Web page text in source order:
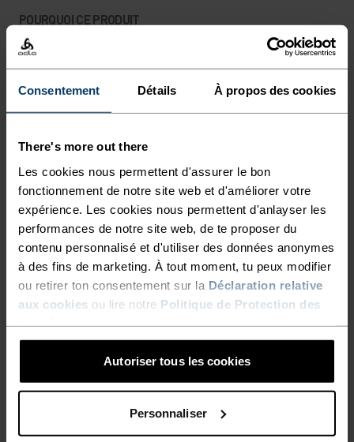
Consentement Détails À propos des cookies
There's more out there
Les cookies nous permettent d'assurer le bon
fonctionnement de notre site web et d'améliorer votre
expérience. Les cookies nous permettent d'anlayser les
performances de notre site web, de te proposer du
contenu personnalisé et d'utiliser des données anonymes
à des fins de marketing. À tout moment, tu peux modifier
ou retirer ton consentement sur la Déclaration relative
aux cookies ou lire notre Politique de Protection des
Autoriser tous les cookies
Personnaliser
POURQUOI CE PRODUIT
UN SHORT AJUSTÉ,
FONCTIONNEL ET
CONFORTABLE, CONÇU AVEC
DES MATÉRIAUX RECYCLÉS.
Le début de semaine est intense. E-mails.
Réunions. Tout s’enchaîne à vitesse grand V. Une
heure se libère. Tu enfiles tes chaussures et pars
te vider l’esprit. Confectionné à partir de tissu
recyclé, le short ajusté Odlo Essentials est
spécialement conçu pour les coureuses, quelles
que soient les conditions. Avec son look
dynamique, il offre une compression modérée et
s’accompagne de caractéristiques fonctionnelles,
telles que des poches pour clés et téléphone ainsi
que des détails réfléchissants afin de rester bien
visible.